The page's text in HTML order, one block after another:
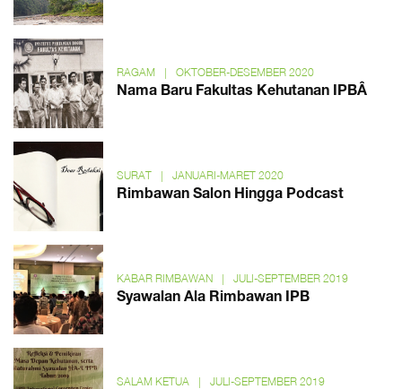
RAGAM | OKTOBER-DESEMBER 2020
Nama Baru Fakultas Kehutanan IPBÂ
SURAT | JANUARI-MARET 2020
Rimbawan Salon Hingga Podcast
KABAR RIMBAWAN | JULI-SEPTEMBER 2019
Syawalan Ala Rimbawan IPB
SALAM KETUA | JULI-SEPTEMBER 2019